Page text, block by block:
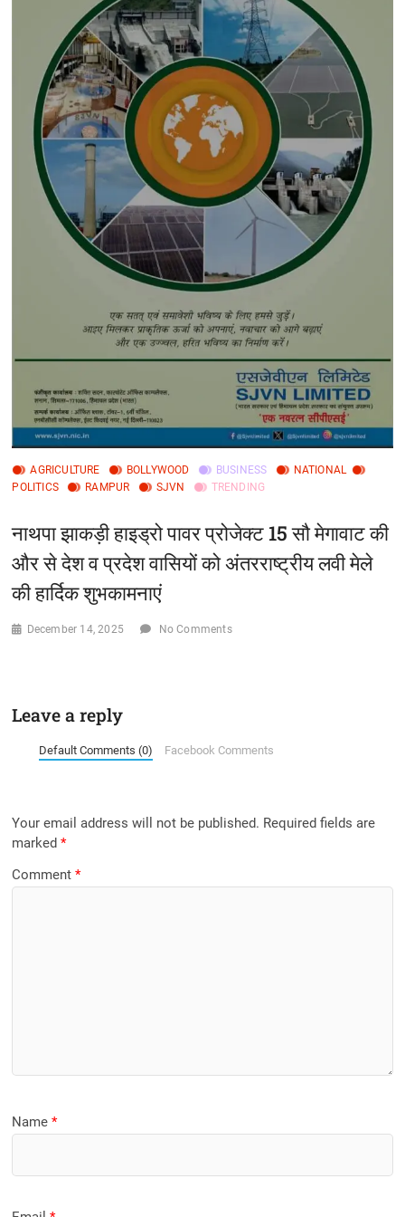
AGRICULTURE BOLLYWOOD BUSINESS
NATIONAL
POLITICS
RAMPUR SJVN TRENDING
नाथपा झाकड़ी हाइड्रो पावर प्रोजेक्ट 15 सौ मेगावाट की
और से देश व प्रदेश वासियों को अंतरराष्ट्रीय लवी मेले
की हार्दिक शुभकामनाएं
December 14, 2025 No Comments
Leave a reply
Default Comments (0) Facebook Comments
Your email address will not be published. Required fields are
marked*
Comment*
Name*